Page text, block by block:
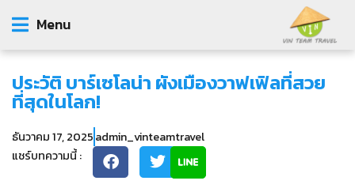
Menu
ประวัติ บาร์เซโลน่า ผังเมืองวาฟเฟิลที่สวย
ที่สุดในโลก!
ธันวาคม 17, 2025admin_vinteamtravel
แชร์บทความนี้ :